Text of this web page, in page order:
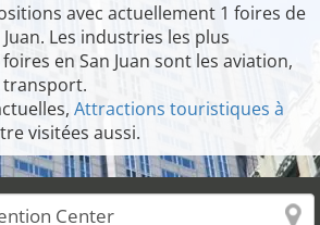
avec actuellement 1 foires de
Les industries les plus
en San Juan sont les aviation,
transport.
Attractions touristiques à
visitées aussi.